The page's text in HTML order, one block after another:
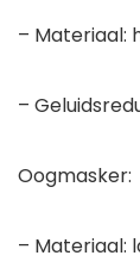
– Materiaal:
–
Oogmasker:
– Materiaal: